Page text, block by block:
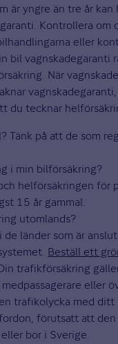
är yngre än tre år kan
Kontrollera om
eller
bil vagnskadegaranti
När
vagnskadegaranti,
du tecknar
Tänk på att de som
i min bilförsäkring?
helförsäkringen för
15 år gammal.
utomlands?
de länder som är
Beställ ett
trafikförsäkring
eller
trafikolycka med ditt
förutsatt att den
bor i Sverige.